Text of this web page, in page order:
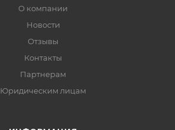
О компании
Новости
Отзывы
Контакты
Партнерам
Юридическим лицам